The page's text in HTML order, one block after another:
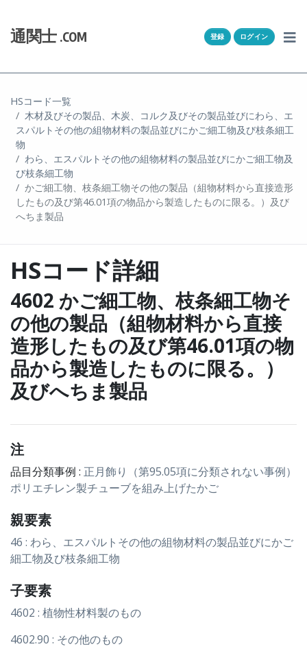
通関士 .COM 登録 ログイン
HSコード一覧
木材及びその製品、木炭、コルク及びその製品並びにわら、エ
スパルトその他の組物材料の製品並びにかご細工物及び枝条細工
物
わら、エスパルトその他の組物材料の製品並びにかご細工物及
び枝条細工物
かご細工物、枝条細工物その他の製品（組物材料から直接造形
したもの及び第46.01項の物品から製造したものに限る。）及び
へちま製品
HSコード詳細
4602 かご細工物、枝条細工物そ
の他の製品（組物材料から直接
造形したもの及び第46.01項の物
品から製造したものに限る。）
及びへちま製品
注
品目分類事例 : 正月飾り（第95.05項に分類されない事例）
ポリエチレン製チューブを組み上げたかご
親要素
46 : わら、エスパルトその他の組物材料の製品並びにかご
細工物及び枝条細工物
子要素
4602 : 植物性材料製のもの
4602.90 : その他のもの
通関Ｑ＆Ａ
通関士NEWS
HSコード
ログイン